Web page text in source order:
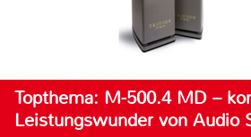
Topthema: M-500.4 MD –
Leistungswunder von Audio